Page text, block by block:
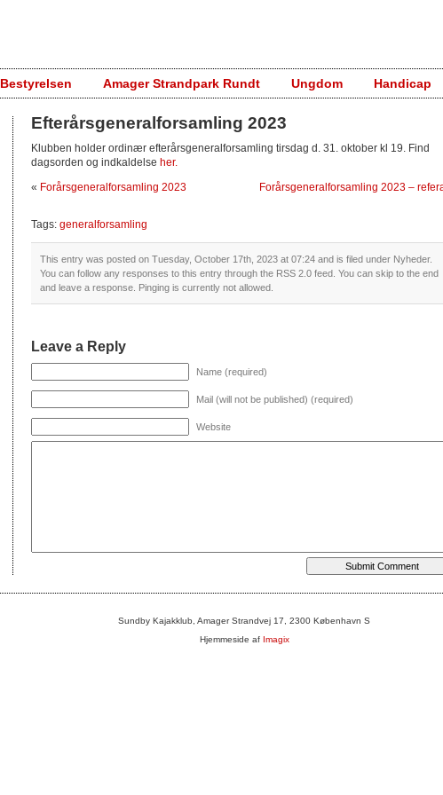
Bestyrelsen Amager Strandpark Rundt Ungdom Handicap
Efterårsgeneralforsamling 2023
Klubben holder ordinær efterårsgeneralforsamling tirsdag d. 31. oktober kl 19. Find
dagsorden og indkaldelse her.
« Forårsgeneralforsamling 2023 Forårsgeneralforsamling 2023 –
Tags: generalforsamling
This entry was posted on Tuesday, October 17th, 2023 at 07:24 and is filed under Nyheder.
You can follow any responses to this entry through the RSS 2.0 feed. You can skip to the end
and leave a response. Pinging is currently not allowed.
Leave a Reply
Name (required)
Mail (will not be published) (required)
Website
Sundby Kajakklub, Amager Strandvej 17, 2300 København S
Hjemmeside af Imagix